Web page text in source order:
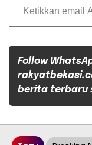
Follow
berita terbaru